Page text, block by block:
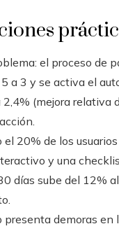
el proceso de
a 3 y se activa el
(mejora relativa
el 20% de los
y una
días sube del 12%
presenta demoras